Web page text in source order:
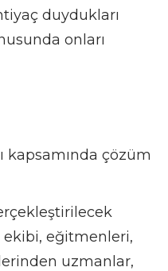
duydukları
onları
kapsamında çözüm
eğitmenleri,
uzmanlar,